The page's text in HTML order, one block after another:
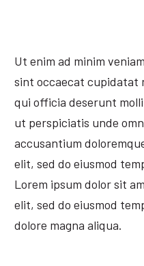
Ut enim ad minim
sint occaecat cupidatat
qui officia deserunt
ut perspiciatis unde
accusantium
elit, sed do eiusmod
Lorem ipsum dolor sit
elit, sed do eiusmod
dolore magna aliqua.